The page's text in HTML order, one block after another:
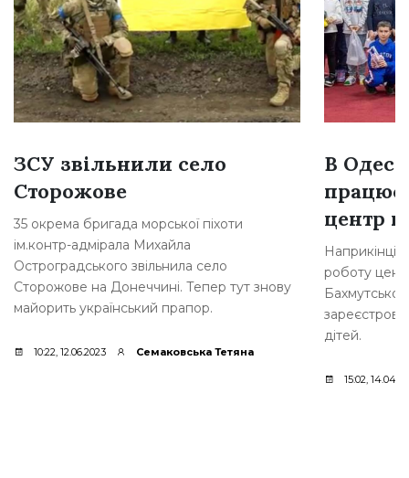
ЗСУ звільнили село
Сторожове
35 окрема бригада морської піхоти
ім.контр-адмірала Михайла
Остроградського звільнила село
Сторожове на Донеччині. Тепер тут знову
майорить український прапор.
10:22, 12.06.2023 Семаковська Тетяна
В
працює
центр
Наприкінці
роботу
дітей.
15:02,